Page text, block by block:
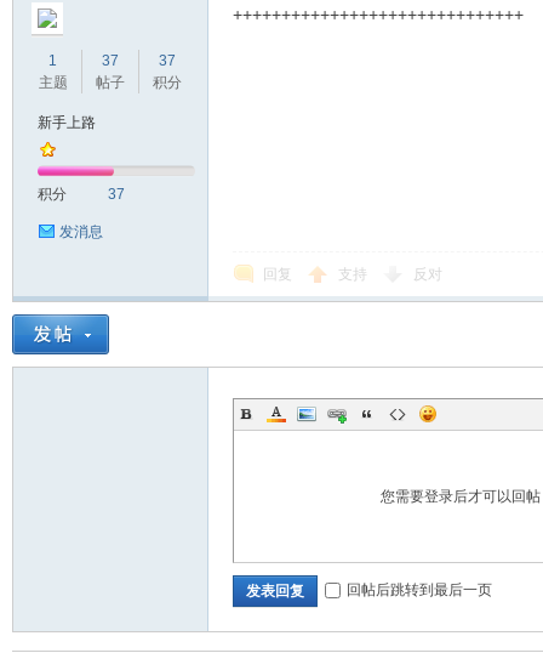
1
主题
37
帖子
37
积分
新手上路
积分 37
发消息
++++++++++++++++++++++++++++++
回复 支持 反对
您需要登录后才可以回帖
发表回复 回帖后跳转到最后一页